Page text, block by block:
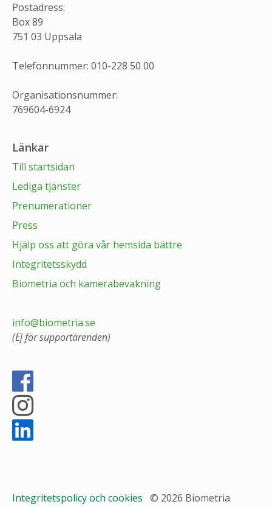
Postadress:
Box 89
751 03 Uppsala
Telefonnummer: 010-228 50 00
Organisationsnummer:
769604-6924
Länkar
Till startsidan
Lediga tjänster
Prenumerationer
Press
Hjälp oss att göra vår hemsida bättre
Integritetsskydd
Biometria och kamerabevakning
info@biometria.se
(Ej för supportärenden)
Integritetspolicy och cookies © 2026 Biometria